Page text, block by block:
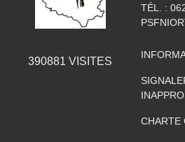
390881 VISITES
TÉL. :
CHARTE